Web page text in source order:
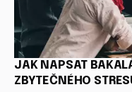
JAK NAPSAT
ZBYTEČNÉHO